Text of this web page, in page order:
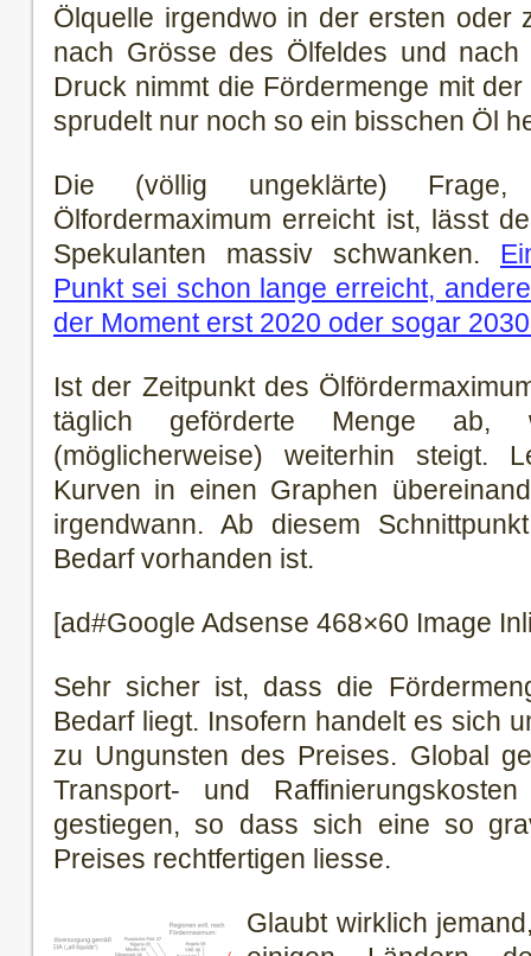
Ölquelle irgendwo in der ersten oder
nach Grösse des Ölfeldes und nach
Druck nimmt die Fördermenge mit
sprudelt nur noch so ein bisschen Öl
Die (völlig ungeklärte)
Ölfordermaximum erreicht ist, lässt
Spekulanten massiv schwanken.
Punkt sei schon lange erreicht,
der Moment erst 2020 oder sogar
Ist der Zeitpunkt des
täglich geförderte Menge ab,
(möglicherweise) weiterhin steigt.
Kurven in einen Graphen
irgendwann. Ab diesem
Bedarf vorhanden ist.
[ad#Google Adsense 468×60 Image
Sehr sicher ist, dass die
Bedarf liegt. Insofern handelt es sich
zu Ungunsten des Preises. Global
Transport- und
gestiegen, so dass sich eine so
Preises rechtfertigen liesse.
Glaubt wirklich